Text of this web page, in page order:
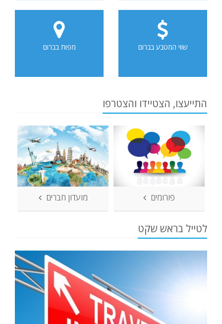
שווי המטבע בברום מפות בברום
התייעצו, הצטיידו והצטרפו
פורומים מועדון חברים
לטייל בראש שקט